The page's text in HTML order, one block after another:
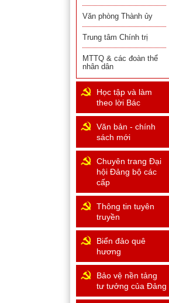
Văn phòng Thành ủy
Trung tâm Chính trị
MTTQ & các đoàn thể
nhân dân
Học tập và làm
theo lời Bác
Văn bản - chính
sách mới
Chuyên trang Đại
hội Đảng bộ các
cấp
Thông tin tuyên
truyền
Biển đảo quê
hương
Bảo vệ nền tảng
tư tưởng của Đảng